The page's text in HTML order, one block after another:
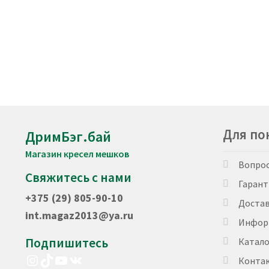
ДримБэг.бай
Магазин кресел мешков
Свяжитесь с нами
+375 (29) 805-90-10
int.magaz2013@ya.ru
Подпишитесь
Для